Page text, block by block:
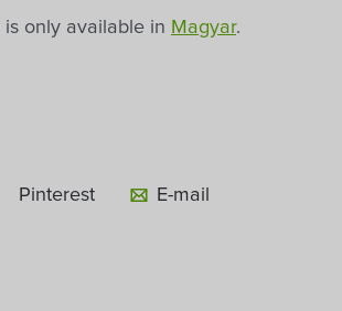
is only available in Magyar.
Pinterest E-mail